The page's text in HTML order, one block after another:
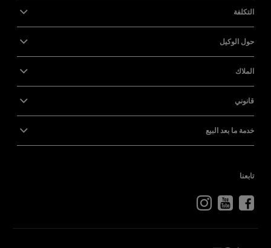
التكلفة
حول الوكيل
الملاك
قانوني
خدمة ما بعد البيع
تابعنا